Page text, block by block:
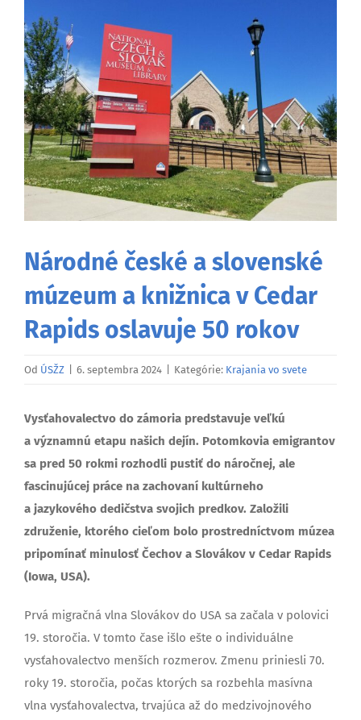
väčší
obrázok
Národné české a slovenské
múzeum a knižnica v Cedar
Rapids oslavuje 50 rokov
Od ÚSŽZ 6. septembra 2024 Kategórie: Krajania vo svete
Vysťahovalectvo do zámoria predstavuje veľkú
a významnú etapu našich dejín. Potomkovia emigrantov
sa pred 50 rokmi rozhodli pustiť do náročnej, ale
fascinujúcej práce na zachovaní kultúrneho
a jazykového dedičstva svojich predkov. Založili
združenie, ktorého cieľom bolo prostredníctvom múzea
pripomínať minulosť Čechov a Slovákov v Cedar Rapids
(Iowa, USA).
Prvá migračná vlna Slovákov do USA sa začala v polovici
19. storočia. V tomto čase išlo ešte o individuálne
vysťahovalectvo menších rozmerov. Zmenu priniesli 70.
roky 19. storočia, počas ktorých sa rozbehla masívna
vlna vysťahovalectva, trvajúca až do medzivojnového